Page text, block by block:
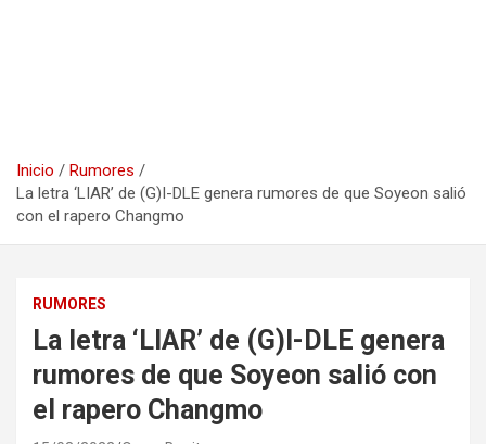
Inicio
Rumores
La letra ‘LIAR’ de (G)I-DLE genera rumores de que Soyeon salió
con el rapero Changmo
RUMORES
La letra ‘LIAR’ de (G)I-DLE genera
rumores de que Soyeon salió con
el rapero Changmo